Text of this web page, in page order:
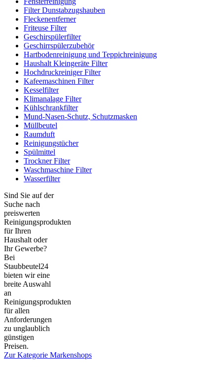
Filter Dunstabzugshauben
Fleckenentferner
Friteuse Filter
Geschirspülerfilter
Geschirrspülerzubehör
Hartbodenreinigung und Teppichreinigung
Haushalt Kleingeräte Filter
Hochdruckreiniger Filter
Kafeemaschinen Filter
Kesselfilter
Klimanalage Filter
Kühlschrankfilter
Mund-Nasen-Schutz, Schutzmasken
Müllbeutel
Raumduft
Reinigungstücher
Spülmittel
Trockner Filter
Waschmaschine Filter
Wasserfilter
Sind Sie auf der
Suche nach
preiswerten
Reinigungsprodukten
für Ihren
Haushalt oder
Ihr Gewerbe?
Bei
Staubbeutel24
bieten wir eine
breite Auswahl
an
Reinigungsprodukten
für allen
Anforderungen
zu unglaublich
günstigen
Preisen.
Zur Kategorie Markenshops